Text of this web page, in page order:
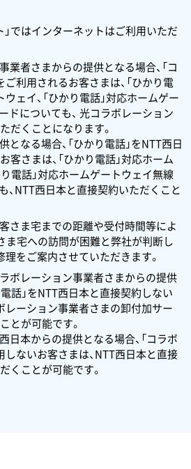
ではインターネットはご利用いただ
者さまからの提供となる場合、「コ
ご利用されるお客さまは、「ひかり電
ェイ、「ひかり電話」対応ホームゲー
ドについても、 光コラボレーション
だくことになります。
なる場合、「ひかり電話」をNTT西日
さまは、「ひかり電話」対応ホーム
り電話」対応ホームゲートウェイ無線
、NTT西日本と直接契約いただくこと
さま宅までの距離や受付時間等によ
ま宅への訪問が困難と弊社が判断し
理をご案内させていただきます。
ボレーション事業者さまからの提供
電話」をNTT西日本と直接契約しない
レーション事業者さまの卸付加サー
とが可能です。
日本からの提供となる場合、「コラボ
しないお客さまは、NTT西日本と直接
くことが可能です。